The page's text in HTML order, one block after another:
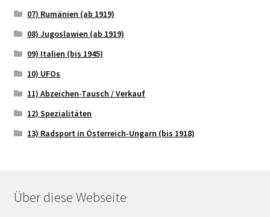
07) Rumänien (ab 1919)
08) Jugoslawien (ab 1919)
09) Italien (bis 1945)
10) UFOs
11) Abzeichen-Tausch / Verkauf
12) Spezialitäten
13) Radsport in Österreich-Ungarn (bis 1918)
Über diese Webseite